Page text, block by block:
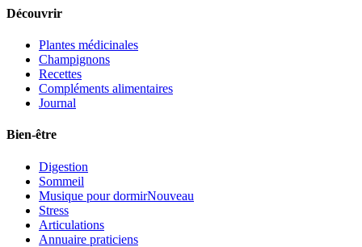
Découvrir
Plantes médicinales
Champignons
Recettes
Compléments alimentaires
Journal
Bien-être
Digestion
Sommeil
Musique pour dormirNouveau
Stress
Articulations
Annuaire praticiens